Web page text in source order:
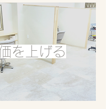
を上げる